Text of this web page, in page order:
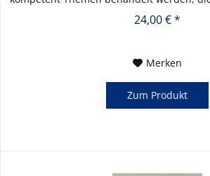
24,00 € *
Merken
Zum Produkt